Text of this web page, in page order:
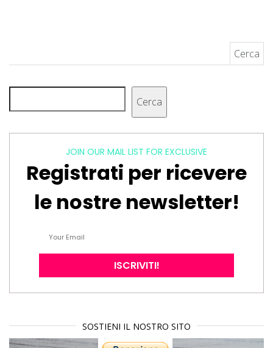
Cerca
JOIN OUR MAIL LIST FOR EXCLUSIVE
Registrati per ricevere
le nostre newsletter!
SOSTIENI IL NOSTRO SITO